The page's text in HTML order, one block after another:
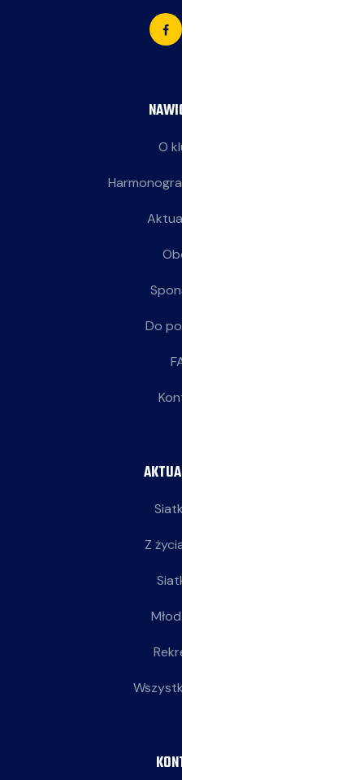
NAWIGACJA
O klubie
Harmonogram treningów
Aktualności
Obozy
Sponsorzy
Do pobrania
FAQ
Kontakt
AKTUALNOŚCI
Siatkarze
Z życia klubu
Siatkarki
Młodziczki
Rekreacja
Wszystkie wpisy
KONTAKT